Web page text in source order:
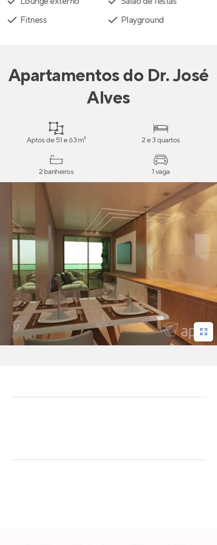
Fitness
Playground
Apartamentosdo Dr. José
Alves
Aptos de 51 e 63 m² 2 e 3 quartos
2 banheiros 1 vaga